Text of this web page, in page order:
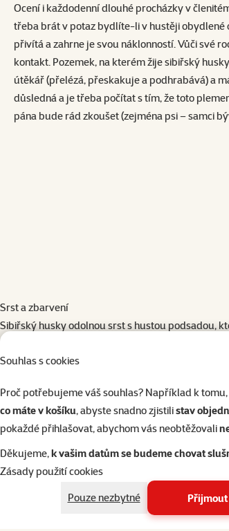
Souhlas s cookies
Proč potřebujeme váš souhlas? Například k
co máte v košíku, abyste snadno zjistilistav
pokaždé přihlašovat, abychom vás neobtěžovali
Děkujeme,k vašim datům se budeme chovat
Zásady použití cookies
Pouze nezbytné
Přijmout
Ocení i každodenní dlouhé procházky v
třeba brát v potaz bydlíte-li v hustěji obydlené
přivítá a zahrne je svou náklonností. Vůči své
kontakt. Pozemek, na kterém žije sibiřský
útěkář (přelézá, přeskakuje a podhrabává) a
důsledná a je třeba počítat s tím, že toto
pána bude rád zkoušet (zejména psi – samci
Srst a zbarvení
Sibiřský husky odolnou srst s hustou podsadou,
huskyho panuje velká variabilita od bílé, přes
kombinacemi. Za zmínku také stojí barva očí
Sibiřský husky patří obecně mezi nejzdravější
zákal). Toto plemeno se dožívá poměrně
Víte, že…
Když ve městě Nome na Aljašce propukla roku
časem a dětskými životy. Sérum bylo letecky
spřežení. Norsko-finský musher jménem
projel Gunnar Kaasen s vedoucím psem Baltem
Právě psi z chovu L. Seppali byli velmi ceněni a